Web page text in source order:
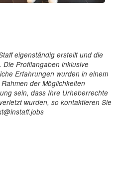
eigenständig erstellt und die
Profilangaben inklusive
Erfahrungen wurden in einem
der Möglichkeiten
sein, dass Ihre Urheberrechte
wurden, so kontaktieren Sie